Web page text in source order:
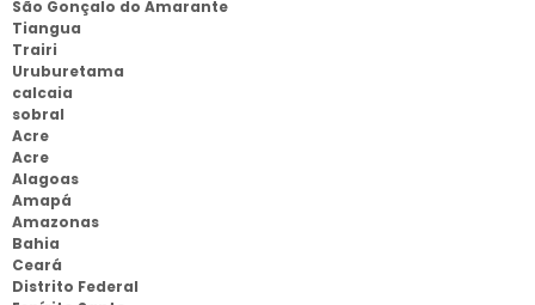
São Gonçalo do Amarante
Tiangua
Trairi
Uruburetama
calcaia
sobral
Acre
Acre
Alagoas
Amapá
Amazonas
Bahia
Ceará
Distrito Federal